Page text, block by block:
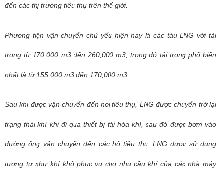
đến các thị trường tiêu thụ trên thế giới.
Phương tiện vận chuyển chủ yếu hiện nay là các tàu LNG với tải
trọng từ 170,000 m3 đến 260,000 m3, trong đó tải trọng phổ biến
nhất là từ 155,000 m3 đến 170,000 m3.
Sau khi được vận chuyển đến nơi tiêu thụ, LNG được chuyển trở lại
trạng thái khí khi đi qua thiết bị tái hóa khí, sau đó được bơm vào
đường ống vận chuyển đến các hộ tiêu thụ. LNG được sử dụng
tương tự như khí khô phục vụ cho nhu cầu khí của các nhà máy